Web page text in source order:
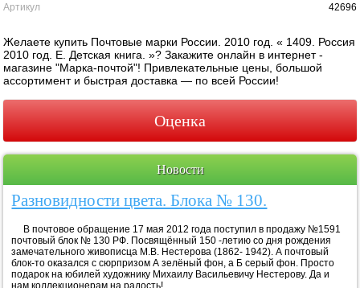
Артикул 42696
Желаете купить Почтовые марки России. 2010 год. « 1409. Россия
2010 год. Е. Детская книга. »? Закажите онлайн в интернет -
магазине "Марка-почтой"! Привлекательные цены, большой
ассортимент и быстрая доставка — по всей России!
Оценка
Новости
Разновидности цвета. Блока № 130.
В почтовое обращение 17 мая 2012 года поступил в продажу №1591
почтовый блок № 130 РФ. Посвящённый 150 -летию со дня рождения
замечательного живописца М.В. Нестерова (1862- 1942). А почтовый
блок-то оказался с сюрпризом А зелёный фон, а Б серый фон. Просто
подарок на юбилей художнику Михаилу Васильевичу Нестерову. Да и
нам коллекционерам на радость!